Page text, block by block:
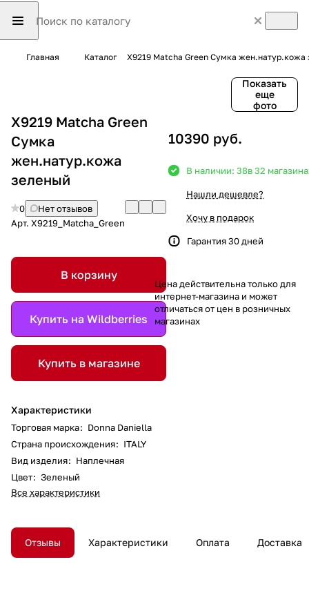
Главная Каталог X9219 Matcha Green Сумка жен.натур.кожа
Показать
еще
фото
X9219 Matcha Green
Сумка
жен.натур.кожа
зеленый
0
Нет отзывов
Арт. X9219_Matcha_Green
В корзину
Купить на Wildberries
Купить в магазине
Характеристики
Торговая марка: Donna Daniella
Страна происхождения: ITALY
Вид изделия: Наплечная
Цвет: Зеленый
Все характеристики
10390 руб.
В наличии: 38в 32
Нашли дешевле?
Хочу в подарок
Гарантия 30 дней
Цена действительна только для
интернет-магазина и может
отличаться от цен в розничных
магазинах
Отзывы Характеристики Оплата Доставка